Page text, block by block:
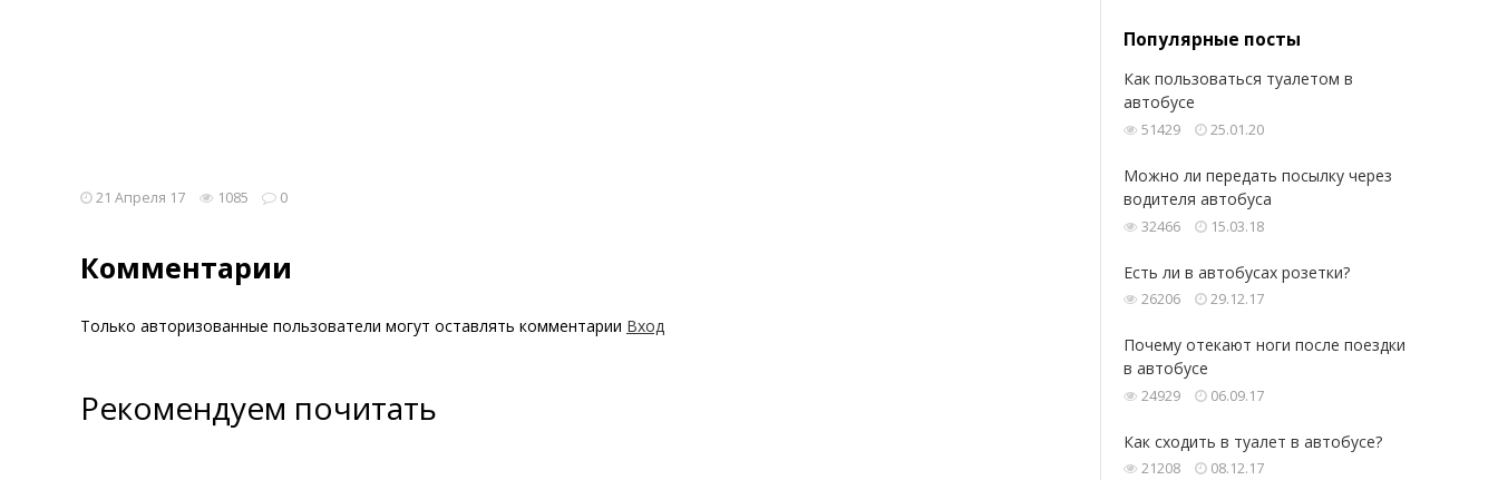
21 Апреля 17 1085 0
Комментарии
Только авторизованные пользователи могут оставлять комментарии Вход
Рекомендуем почитать
Популярные посты
Как пользоваться туалетом в
автобусе
51429 25.01.20
Можно ли передать посылку через
водителя автобуса
32466 15.03.18
Есть ли в автобусах розетки?
26206 29.12.17
Почему отекают ноги после поездки
в автобусе
24929 06.09.17
Как сходить в туалет в автобусе?
21208 08.12.17